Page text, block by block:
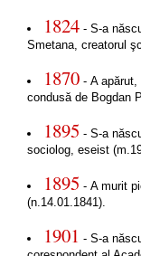
1824- S-a
Smetana, creatorul
1870- A apărut,
condusă de Bogdan
1895 - S-a
sociolog, eseist
1895 - A murit
(n.14.01.1841).
1901 - S-a